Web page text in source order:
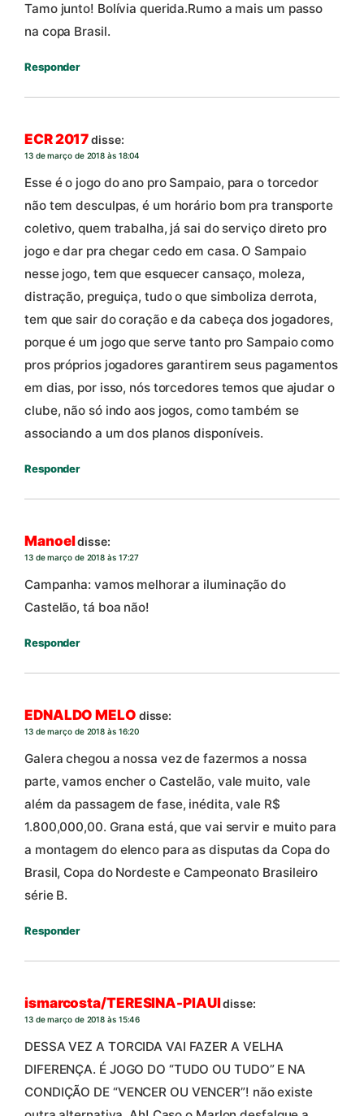
Tamo junto! Bolívia querida.Rumo a mais um passo
na copa Brasil.
Responder
ECR 2017disse:
13 de março de 2018 às 18:04
Esse é o jogo do ano pro Sampaio, para o torcedor
não tem desculpas, é um horário bom pra transporte
coletivo, quem trabalha, já sai do serviço direto pro
jogo e dar pra chegar cedo em casa. O Sampaio
nesse jogo, tem que esquecer cansaço, moleza,
distração, preguiça, tudo o que simboliza derrota,
tem que sair do coração e da cabeça dos jogadores,
porque é um jogo que serve tanto pro Sampaio como
pros próprios jogadores garantirem seus pagamentos
em dias, por isso, nós torcedores temos que ajudar o
clube, não só indo aos jogos, como também se
associando a um dos planos disponíveis.
Responder
Manoeldisse:
13 de março de 2018 às 17:27
Campanha: vamos melhorar a iluminação do
Castelão, tá boa não!
Responder
EDNALDO MELO disse:
13 de março de 2018 às 16:20
Galera chegou a nossa vez de fazermos a nossa
parte, vamos encher o Castelão, vale muito, vale
além da passagem de fase, inédita, vale R$
1.800,000,00. Grana está, que vai servir e muito para
a montagem do elenco para as disputas da Copa do
Brasil, Copa do Nordeste e Campeonato Brasileiro
série B.
Responder
ismarcosta/TERESINA-PIAUIdisse:
13 de março de 2018 às 15:46
DESSA VEZ A TORCIDA VAI FAZER A VELHA
DIFERENÇA. É JOGO DO “TUDO OU TUDO” E NA
CONDIÇÃO DE “VENCER OU VENCER”! não existe